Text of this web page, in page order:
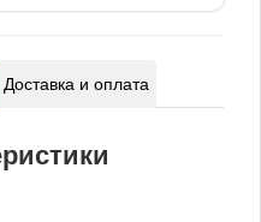
Доставка и оплата